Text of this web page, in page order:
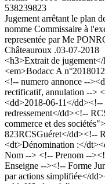
538239823
Jugement arrêtant le plan
nomme Commissaire à
representée par Me
Châteauroux .03-07-2018
<h3>Extrait de
<em>Bodacc A
<!-- numero annonce --
rectificatif, annulation -->
<dd>2018-06-11</
redressement</dd><!--
commerce et des
823RCSGuéret</dd><!--
<dt>Dénomination :</
Nom --> <!-- Prenom --
Enseigne --><!-- Forme
par actions simplifiée</